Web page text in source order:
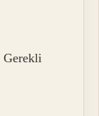
Gerekli